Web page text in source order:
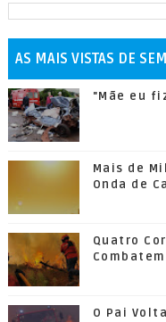
AS MAIS VISTAS DE
"Mãe eu
Mais de
Onda de
Quatro
O Pai